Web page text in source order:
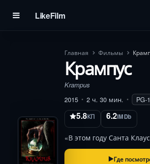
LikeFilm
Главная Фильмы
Крампус
Krampus
2015
2 ч. 30 мин. PG-
5.8КП 6.2IMDb
«В этом году Санта
Где